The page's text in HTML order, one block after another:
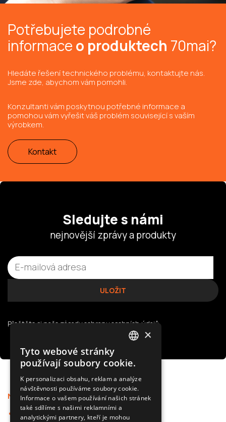
Potřebujete podrobné
informaceo produktech 70mai?
Hledáte řešení technického problému, kontaktujte nás.
Jsme zde, abychom vám pomohli.
Konzultanti vám poskytnou potřebné informace a
pomohou vám vyřešit váš problém související s vaším
výrobkem.
Kontakt
Sledujte s námi
nejnovější zprávy a produkty
Přečtěte si našezásady ochrany osobních údajů
Nabídka
Kamery do auta
Podpora
ENGLISH
×
Tyto webové stránky
používají soubory cookie.
K personalizaci obsahu, reklam a analýze
návštěvnosti používáme soubory cookie.
Informace o vašem používání našich stránek
také sdílíme s našimi reklamními a
analytickými partnery, kteří je mohou